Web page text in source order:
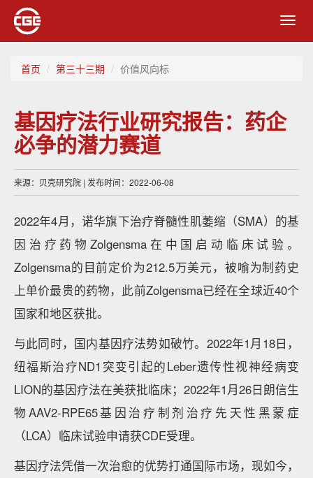
首页 第三十三期 价值风向标
基因疗法行业研究报告：药企
必争的潜力赛道
来源：贝壳研究院 | 发布时间：2022-06-08
2022年4月，诺华旗下治疗脊髓性肌萎缩（SMA）的基
因治疗药物Zolgensma在中国启动临床试验。
Zolgensma的目前定价为212.5万美元，被喻为制药史
上单价最贵的药物，此前Zolgensma已经在全球近40个
国家和地区获批。
与此同时，国内基因疗法势如破竹。2022年1月18日，
纽福斯治疗ND1突变引起的Leber遗传性视神经病变
LION的基因疗法在美获批临床；2022年1月26日朗信生
物AAV2-RPE65基因治疗制剂治疗先天性黑蒙症
（LCA）临床试验申请获CDE受理。
基因疗法凭借一次治愈的优势打通国际市场，现如今，